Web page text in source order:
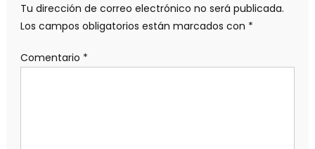
Tu dirección de correo electrónico no será publicada.
Los campos obligatorios están marcados con *
Comentario *